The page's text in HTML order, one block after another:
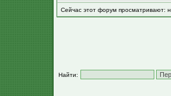
Сейчас этот форум просматривают:
Найти: